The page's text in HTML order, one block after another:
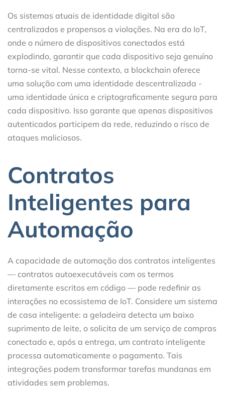
Os sistemas atuais de identidade digital são
centralizados e propensos a violações. Na era do IoT,
onde o número de dispositivos conectados está
explodindo, garantir que cada dispositivo seja genuíno
torna-se vital. Nesse contexto, a blockchain oferece
uma solução com uma identidade descentralizada -
uma identidade única e criptograficamente segura para
cada dispositivo. Isso garante que apenas dispositivos
autenticados participem da rede, reduzindo o risco de
ataques maliciosos.
Contratos
Inteligentes para
Automação
A capacidade de automação dos contratos inteligentes
— contratos autoexecutáveis com os termos
diretamente escritos em código — pode redefinir as
interações no ecossistema de IoT. Considere um sistema
de casa inteligente: a geladeira detecta um baixo
suprimento de leite, o solicita de um serviço de compras
conectado e, após a entrega, um contrato inteligente
processa automaticamente o pagamento. Tais
integrações podem transformar tarefas mundanas em
atividades sem problemas.